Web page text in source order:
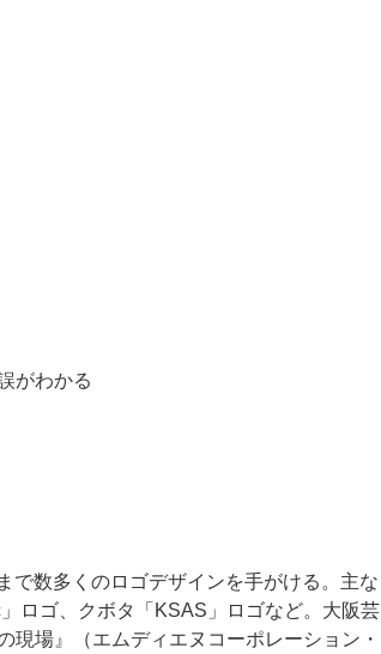
がわかる
で数多くのロゴデザインを手がける。主な
ロゴ、クボタ「KSAS」ロゴなど。大阪芸
場』（エムディエヌコーポレーション・